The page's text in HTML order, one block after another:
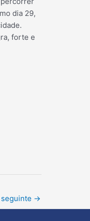
dia 29,
forte e
→